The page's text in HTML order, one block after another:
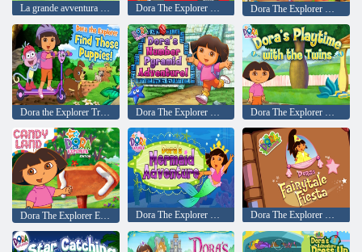
Dora The Explorer Dora's Magic Land Adventure
Dora The Explorer Edition Dora's Candy Land Dora The Explorer Dora's Mermaid Adventure Dora The Explorer Dora's Fairytale Fiesta